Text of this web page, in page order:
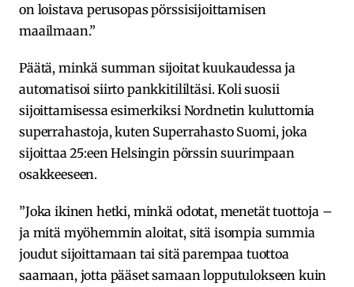
on loistava perusopas pörssisijoittamisen
maailmaan.”
Päätä, minkä summan sijoitat kuukaudessa ja
automatisoi siirto pankkitililtäsi. Koli suosii
sijoittamisessa esimerkiksi Nordnetin kuluttomia
superrahastoja, kuten Superrahasto Suomi, joka
sijoittaa 25:een Helsingin pörssin suurimpaan
osakkeeseen.
”Joka ikinen hetki, minkä odotat, menetät tuottoja –
ja mitä myöhemmin aloitat, sitä isompia summia
joudut sijoittamaan tai sitä parempaa tuottoa
saamaan, jotta pääset samaan lopputulokseen kuin